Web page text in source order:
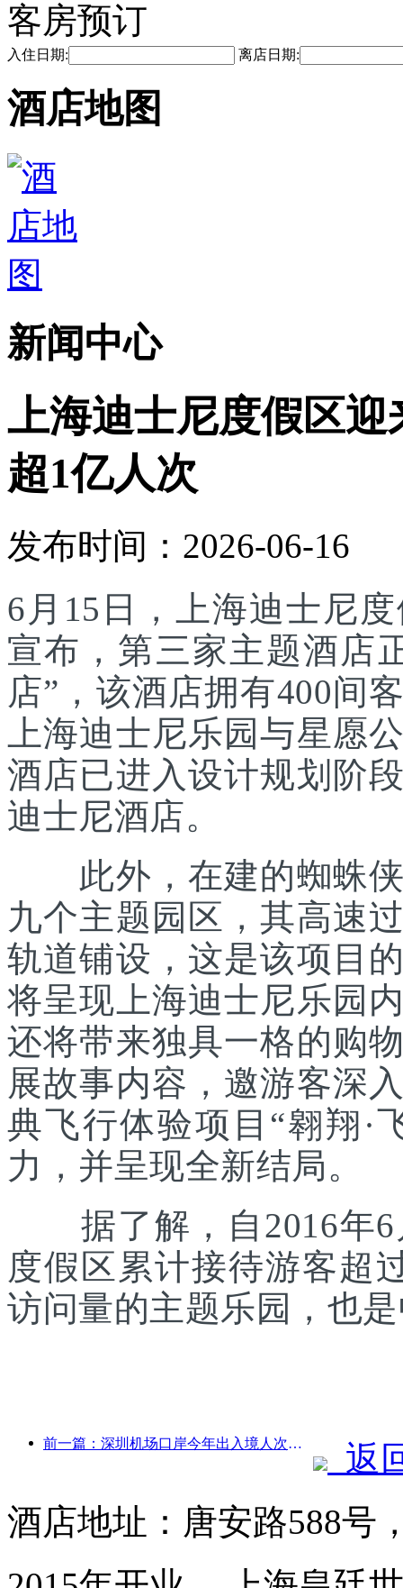
客房预订
入住日期: 离店日期:
酒店地图
新闻中心
上海迪士尼度假区
超1亿人次
发布时间：2026-06-16
6月15日，上海迪士尼
宣布，第三家主题酒店
店”，该酒店拥有400间
上海迪士尼乐园与星愿
酒店已进入设计规划阶
迪士尼酒店。
此外，在建的蜘蛛侠
九个主题园区，其高速
轨道铺设，这是该项目
将呈现上海迪士尼乐园
还将带来独具一格的购
展故事内容，邀游客深
典飞行体验项目“翱翔·
力，并呈现全新结局。
据了解，自2016年6
度假区累计接待游客超
访问量的主题乐园，也
前一篇：深圳机场口岸今年出入境人次突破300万，创历史同期新高
返
酒店地址：唐安路588号